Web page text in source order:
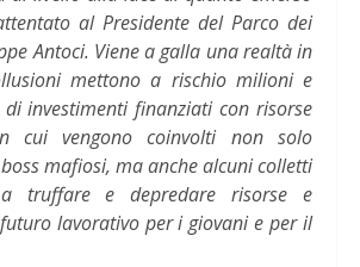
al Presidente del Parco dei
Antoci. Viene a galla una realtà in
mettono a rischio milioni e
investimenti finanziati con risorse
cui vengono coinvolti non solo
mafiosi, ma anche alcuni colletti
truffare e depredare risorse e
lavorativo per i giovani e per il